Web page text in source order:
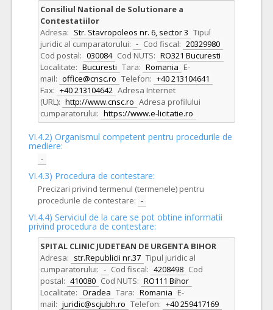
Consiliul National de Solutionare a
Contestatiilor
Adresa: Str. Stavropoleos nr. 6, sector 3 Tipul
juridic al cumparatorului: - Cod fiscal: 20329980
Cod postal: 030084 Cod NUTS: RO321 Bucuresti
Localitate: Bucuresti Tara: Romania E-
mail: office@cnsc.ro Telefon: +40 213104641
Fax: +40 213104642 Adresa Internet
(URL): http://www.cnsc.ro Adresa profilului
cumparatorului: https://www.e-licitatie.ro
VI.4.2) Organismul competent pentru procedurile de
mediere:
-
VI.4.3) Procedura de contestare:
Precizari privind termenul (termenele) pentru
procedurile de contestare: -
VI.4.4) Serviciul de la care se pot obtine informatii
privind procedura de contestare:
SPITAL CLINIC JUDETEAN DE URGENTA BIHOR
Adresa: str.Republicii nr.37 Tipul juridic al
cumparatorului: - Cod fiscal: 4208498 Cod
postal: 410080 Cod NUTS: RO111 Bihor
Localitate: Oradea Tara: Romania E-
mail: juridic@scjubh.ro Telefon: +40 259417169